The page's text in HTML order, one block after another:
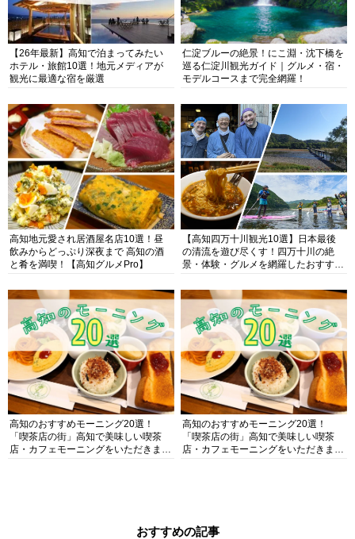
【26年最新】高知で泊まってみたい
ホテル・旅館10選！地元メディアが
観光に最適な宿を厳選
仁淀ブルーの絶景！にこ淵・沈下橋を
巡る仁淀川観光ガイド｜グルメ・宿・
モデルコースまで完全網羅！
高知地元愛され居酒屋名店10選！昼
飲みからどっぷり深夜まで 高知の酒
と肴を満喫！【高知グルメPro】
【高知四万十川観光10選】日本最後
の清流を遊び尽くす！四万十川の絶
景・体験・グルメを網羅したおすすめ
高知のおすすめモーニング20選！
「喫茶店の街」高知で美味しい喫茶
店・カフェモーニングをいただきま
高知のおすすめモーニング20選！
「喫茶店の街」高知で美味しい喫茶
店・カフェモーニングをいただきま
おすすめの記事